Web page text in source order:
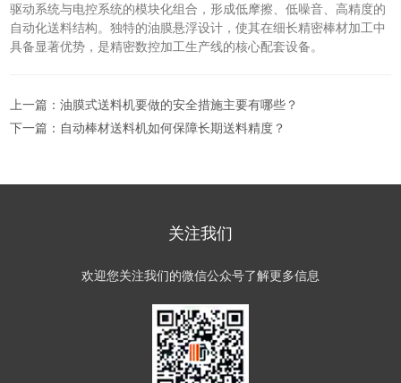
驱动系统与电控系统的模块化组合，形成低摩擦、低噪音、高精度的
自动化送料结构。独特的油膜悬浮设计，使其在细长精密棒材加工中
具备显著优势，是精密数控加工生产线的核心配套设备。
上一篇：油膜式送料机要做的安全措施主要有哪些？
下一篇： 自动棒材送料机如何保障长期送料精度？
关注我们
欢迎您关注我们的微信公众号了解更多信息